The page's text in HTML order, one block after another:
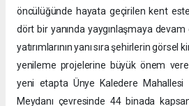
öncülüğünde hayata geçirilen kent
dört bir yanında yaygınlaşmaya devam
yatırımlarının yanı sıra şehirlerin
yenileme projelerine büyük önem
yeni etapta Ünye Kaledere
Meydanı çevresinde 44 binada